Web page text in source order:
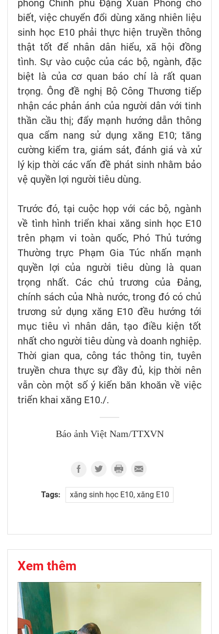
phòng Chính phủ Đặng Xuân Phong cho
biết, việc chuyển đổi dùng xăng nhiên liệu
sinh học E10 phải thực hiện truyền thông
thật tốt để nhân dân hiểu, xã hội đồng
tình. Sự vào cuộc của các bộ, ngành, đặc
biệt là của cơ quan báo chí là rất quan
trọng. Ông đề nghị Bộ Công Thương tiếp
nhận các phản ánh của người dân với tinh
thần cầu thị; đẩy mạnh hướng dẫn thông
qua cẩm nang sử dụng xăng E10; tăng
cường kiểm tra, giám sát, đánh giá và xử
lý kịp thời các vấn đề phát sinh nhằm bảo
vệ quyền lợi người tiêu dùng.
Trước đó, tại cuộc họp với các bộ, ngành
về tình hình triển khai xăng sinh học E10
trên phạm vi toàn quốc, Phó Thủ tướng
Thường trực Phạm Gia Túc nhấn mạnh
quyền lợi của người tiêu dùng là quan
trọng nhất. Các chủ trương của Đảng,
chính sách của Nhà nước, trong đó có chủ
trương sử dụng xăng E10 đều hướng tới
mục tiêu vì nhân dân, tạo điều kiện tốt
nhất cho người tiêu dùng và doanh nghiệp.
Thời gian qua, công tác thông tin, tuyên
truyền chưa thực sự đầy đủ, kịp thời nên
vẫn còn một số ý kiến băn khoăn về việc
triển khai xăng E10./.
Báo ảnh Việt Nam/TTXVN
Tags: xăng sinh học E10, xăng E10
Xem thêm